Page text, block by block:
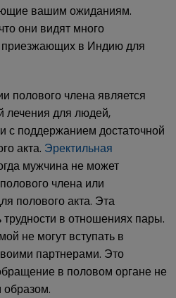
вашим ожиданиям.
они видят много
приезжающих в Индию для
полового члена является
лечения для людей,
с поддержанием достаточной
акта. Эректильная
мужчина не может
члена или
полового акта. Эта
в отношениях пары.
не могут вступать в
партнерами. Это
в половом органе не